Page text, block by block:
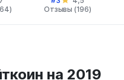
Отзывы (196)
на 2019